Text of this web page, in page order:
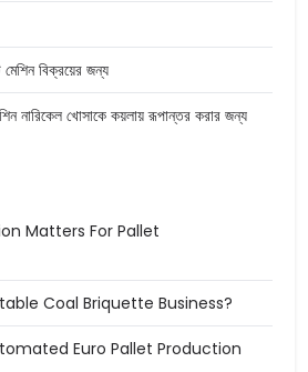
বিক্রয়ের জন্য
নারিকেল খোসাকে কয়লায় রূপান্তর করার জন্য
Matters For Pallet
Coal Briquette Business?
Euro Pallet Production